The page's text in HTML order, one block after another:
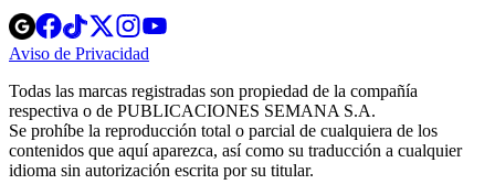
Opens
in
new
Opens
in
new
Opens
in
new
window
Opens
new
windowwindow
Aviso de Privacidad
new
window
Todas las marcas registradas son propiedad de la compañía
respectiva o de PUBLICACIONES SEMANA S.A.
Se prohíbe la reproducción total o parcial de cualquiera de los
contenidos que aquí aparezca, así como su traducción a cualquier
idioma sin autorización escrita por su titular.